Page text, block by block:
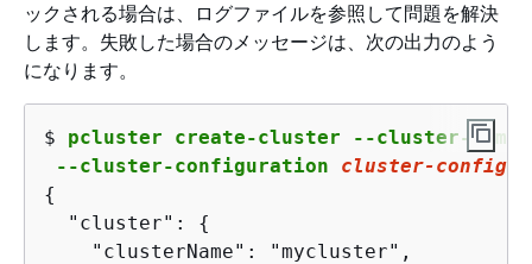
ックされる場合は、ログファイルを参照して問題を解決
します。失敗した場合のメッセージは、次の出力のよう
になります。
$ pcluster create-cluster --cluster-name
--cluster-configuration cluster-
{
  "cluster":
{
    "clusterName": "mycluster",